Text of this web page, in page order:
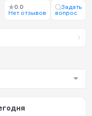
0.0
Нет отзывов
Задать
вопрос